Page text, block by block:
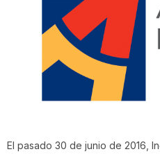
El pasado 30 de junio de 2016,